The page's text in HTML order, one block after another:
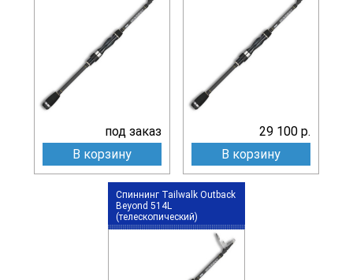
под заказ
В корзину
29 100 р.
В корзину
Спиннинг Tailwalk Outback
Beyond 514L
(телескопический)